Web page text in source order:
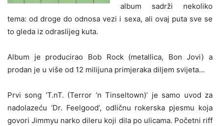
album sadrži nekoliko
tema: od droge do odnosa vezi i sexa, ali ovaj puta sve se
to gleda iz odraslijeg kuta.
Album je producirao Bob Rock (metallica, Bon Jovi) a
prodan je u više od 12 milijuna primjeraka diljem svijeta…
Prvi song ‘T.nT. (Terror ‘n Tinseltown)’ je samo uvod za
nadolazeću ‘Dr. Feelgood’, odličnu rokerska pjesmu koja
govori Jimmyu narko dileru koji dila po ulicama. Početni riff